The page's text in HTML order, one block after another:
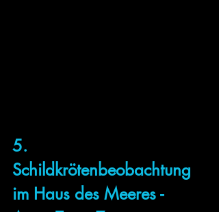
5.
Schildkrötenbeobachtung
im Haus des Meeres -